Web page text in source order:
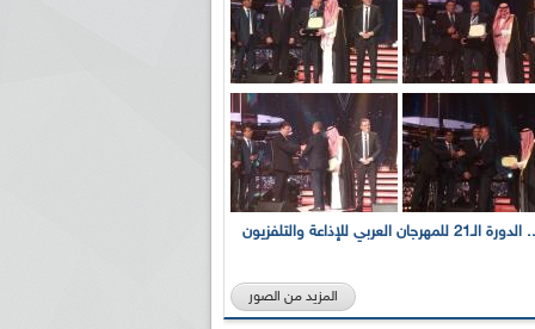
بالصور... الدورة الـ21 للمهرجان العربي للإذاعة والتلفزيون
المزيد من الصور